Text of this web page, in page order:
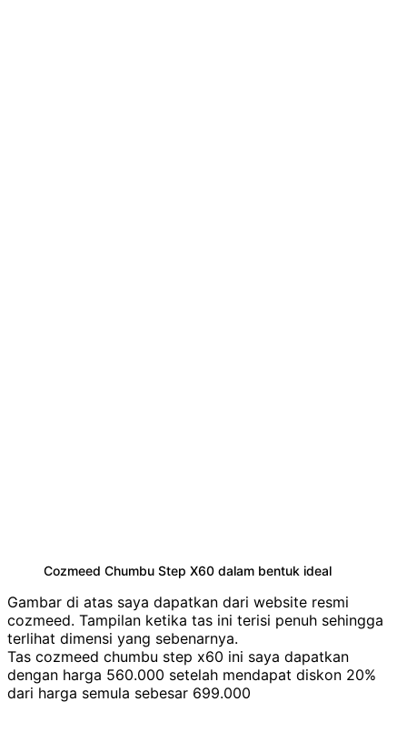
Cozmeed Chumbu Step X60 dalam bentuk ideal
Gambar di atas saya dapatkan dari website resmi
cozmeed. Tampilan ketika tas ini terisi penuh sehingga
terlihat dimensi yang sebenarnya.
Tas cozmeed chumbu step x60 ini saya dapatkan
dengan harga 560.000 setelah mendapat diskon 20%
dari harga semula sebesar 699.000